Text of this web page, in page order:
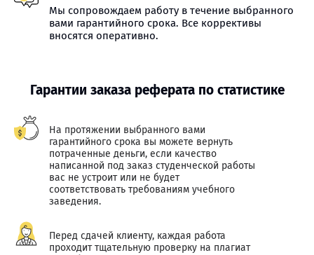
Мы сопровождаем работу в течение выбранного
вами гарантийного срока. Все коррективы
вносятся оперативно.
Гарантии заказа реферата по статистике
На протяжении выбранного вами
гарантийного срока вы можете вернуть
потраченные деньги, если качество
написанной под заказ студенческой работы
вас не устроит или не будет
соответствовать требованиям учебного
заведения.
Перед сдачей клиенту, каждая работа
проходит тщательную проверку на плагиат